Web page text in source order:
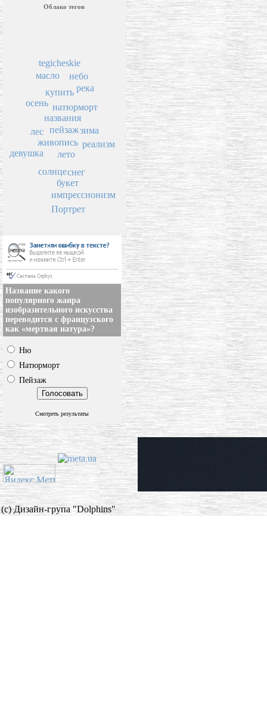
Облако тегов
пейзаж
названия
живопись
лето
натюрморт
купить
солнце
лес зима
осень
букет
масло
река
снег
tegicheskie
реализм
небо
импрессионизм
Портрет
девушка
Название какого
популярного жанра
изобразительного искусства
переводится с французского
как «мертвая натура»?
Ню
Натюрморт
Пейзаж
Смотреть результаты
(c) Дизайн-група "Dolphins"